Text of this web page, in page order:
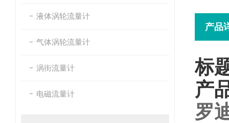
液体涡轮流量计
气体涡轮流量计
涡街流量计
电磁流量计
产品
标
产
罗